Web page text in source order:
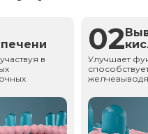
в
02
Улучшает